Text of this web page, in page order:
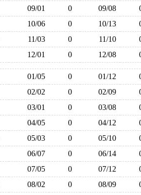
09/01 0 09/08
10/06 0 10/13
11/03 0 11/10
12/01 0 12/08
01/05 0 01/12
02/02 0 02/09
03/01 0 03/08
04/05 0 04/12
05/03 0 05/10
06/07 0 06/14
07/05 0 07/12
08/02 0 08/09